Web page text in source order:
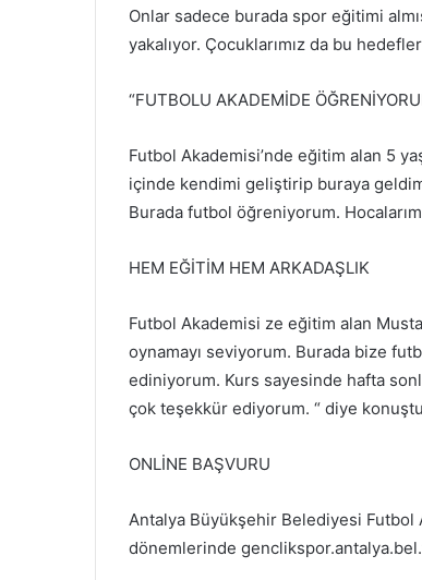
Onlar sadece burada spor eğitimi
yakalıyor. Çocuklarımız da bu
“FUTBOLU AKADEMİDE
Futbol Akademisi’nde eğitim alan 5
içinde kendimi geliştirip buraya
Burada futbol öğreniyorum.
HEM EĞİTİM HEM ARKADAŞLIK
Futbol Akademisi ze eğitim alan
oynamayı seviyorum. Burada bize
ediniyorum. Kurs sayesinde hafta
çok teşekkür ediyorum. “ diye
ONLİNE BAŞVURU
Antalya Büyükşehir Belediyesi Futbol
dönemlerinde